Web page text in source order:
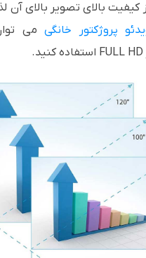
کیفیت بالای تصویر بالای آن
پروژکتور خانگیمی
FULL HD استفاده کنید.